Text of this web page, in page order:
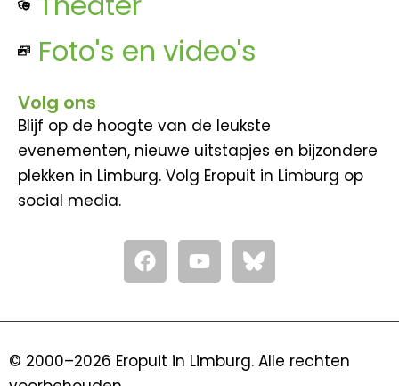
Foto's en video's
Volg ons
Blijf op de hoogte van de leukste
evenementen, nieuwe uitstapjes en bijzondere
plekken in Limburg. Volg Eropuit in Limburg op
social media.
F
a
c
o
Y
o
u
b
© 2000–2026 Eropuit in Limburg. Alle rechten